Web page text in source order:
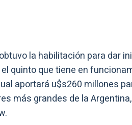
la habilitación para dar
el quinto que tiene en
aportará u$s260 millones
más grandes de la